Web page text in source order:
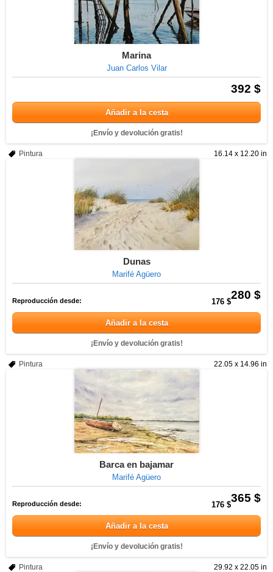
Marina
Juan Carlos Vilar
392 $
Añadir a la cesta
¡Envío y devolución gratis!
16.14 x 12.20 in
Pintura
Dunas
Marifé Agüero
280 $
Reproducción desde: 176 $
Añadir a la cesta
¡Envío y devolución gratis!
22.05 x 14.96 in
Pintura
Barca en bajamar
Marifé Agüero
365 $
Reproducción desde: 176 $
Añadir a la cesta
¡Envío y devolución gratis!
29.92 x 22.05 in
Pintura